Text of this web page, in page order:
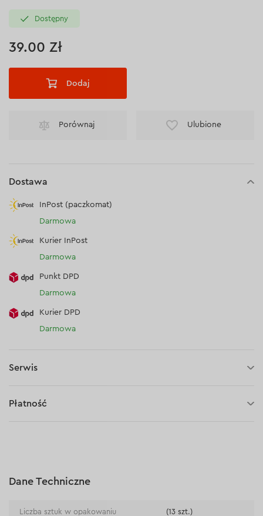
Dostępny
39.00 Zł
Dodaj
Porównaj Ulubione
Dostawa
InPost (paczkomat)
Darmowa
Kurier InPost
Darmowa
Punkt DPD
Darmowa
Kurier DPD
Darmowa
Serwis
Płatność
Płatność na rachunek bieżący (przelew tradycyjny)
Dane Techniczne
Liczba sztuk w opakowaniu (13 szt.)